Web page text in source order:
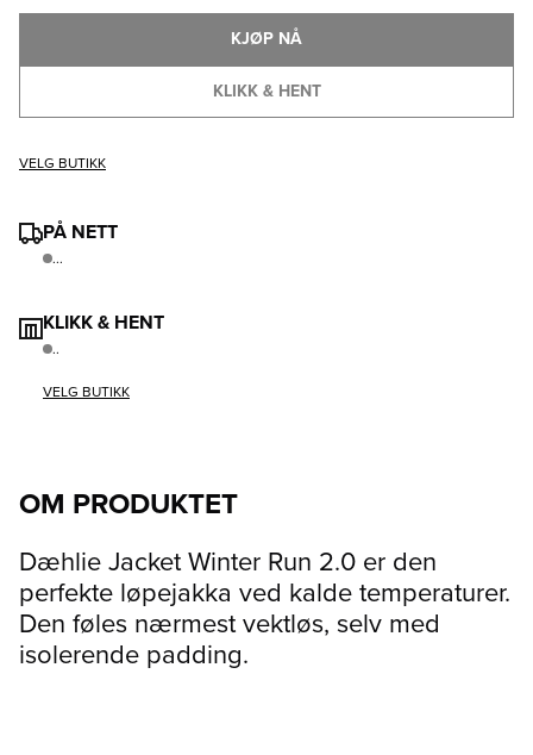
KLIKK & HENT
KJØP NÅ
VELG BUTIKK
PÅ NETT
...
KLIKK & HENT
..
VELG BUTIKK
OM PRODUKTET
Dæhlie Jacket Winter Run 2.0 er den
perfekte løpejakka ved kalde temperaturer.
Den føles nærmest vektløs, selv med
isolerende padding.